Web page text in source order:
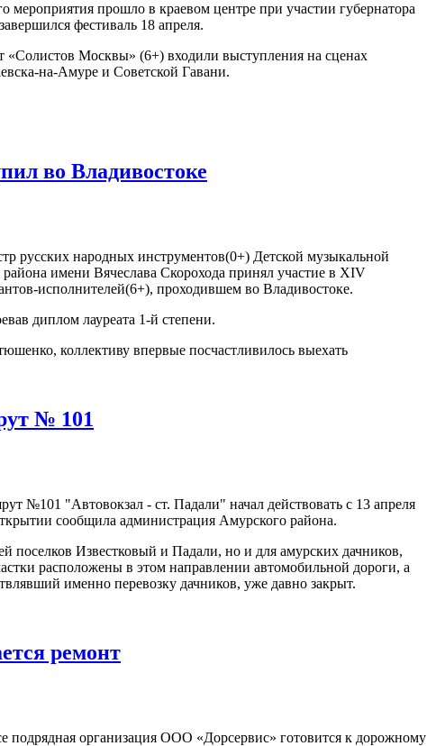
мероприятия прошло в краевом центре при участии губернатора
фестиваль 18 апреля.
«Солистов Москвы» (6+) входили выступления на сценах
на-Амуре и Советской Гавани.
во Владивостоке
русских народных инструментов(0+) Детской музыкальной
имени Вячеслава Скорохода принял участие в XIV
исполнителей(6+), проходившем во Владивостоке.
диплом лауреата 1-й степени.
коллективу впервые посчастливилось выехать
№ 101
№101 "Автовокзал - ст. Падали" начал действовать с 13 апреля
сообщила администрация Амурского района.
поселков Известковый и Падали, но и для амурских дачников,
расположены в этом направлении автомобильной дороги, а
именно перевозку дачников, уже давно закрыт.
ремонт
подрядная организация ООО «Дорсервис» готовится к дорожному